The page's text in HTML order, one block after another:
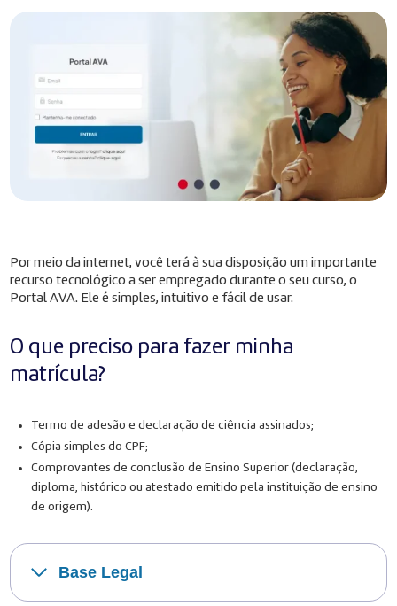
Por meio da internet, você terá à sua disposição um importante
recurso tecnológico a ser empregado durante o seu curso, o
Portal AVA. Ele é simples, intuitivo e fácil de usar.
O que preciso para fazer minha
matrícula?
Termo de adesão e declaração de ciência assinados;
Cópia simples do CPF;
Comprovantes de conclusão de Ensino Superior (declaração,
diploma, histórico ou atestado emitido pela instituição de ensino
de origem).
Base Legal